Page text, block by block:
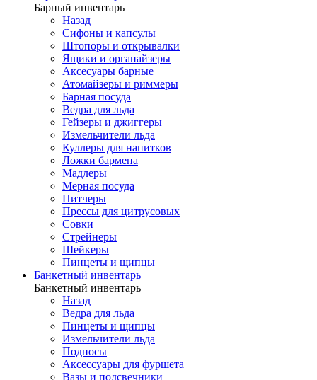
Барный инвентарь
Назад
Сифоны и капсулы
Штопоры и открывалки
Ящики и органайзеры
Аксесуары барные
Атомайзеры и риммеры
Барная посуда
Ведра для льда
Гейзеры и джиггеры
Измельчители льда
Куллеры для напитков
Ложки бармена
Мадлеры
Мерная посуда
Питчеры
Прессы для цитрусовых
Совки
Стрейнеры
Шейкеры
Пинцеты и щипцы
Банкетный инвентарь
Банкетный инвентарь
Назад
Ведра для льда
Пинцеты и щипцы
Измельчители льда
Подносы
Аксессуары для фуршета
Вазы и подсвечники